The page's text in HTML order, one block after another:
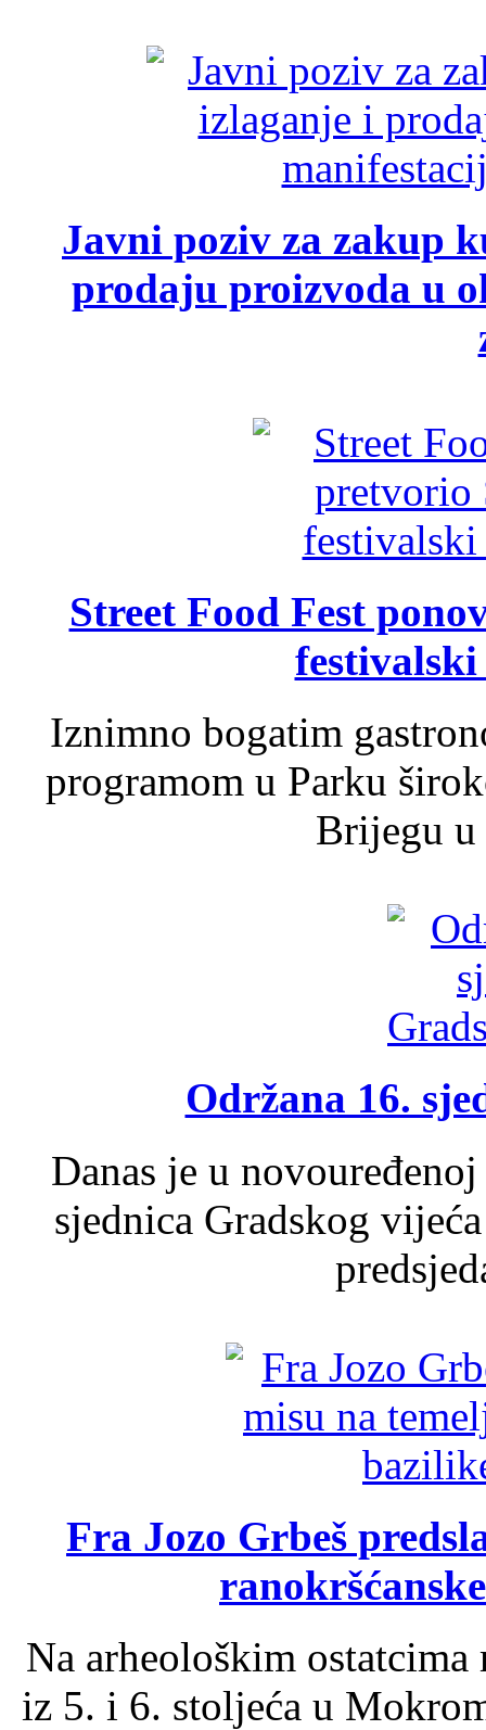
Javni poziv za zakup
prodaju proizvoda u
Street Food Fest
Iznimno bogatim
programom u Parku
Brijegu u
Održana 16.
Danas je u
sjednica Gradskog
Fra Jozo Grbeš
Na arheološkim
iz 5. i 6. stoljeća u